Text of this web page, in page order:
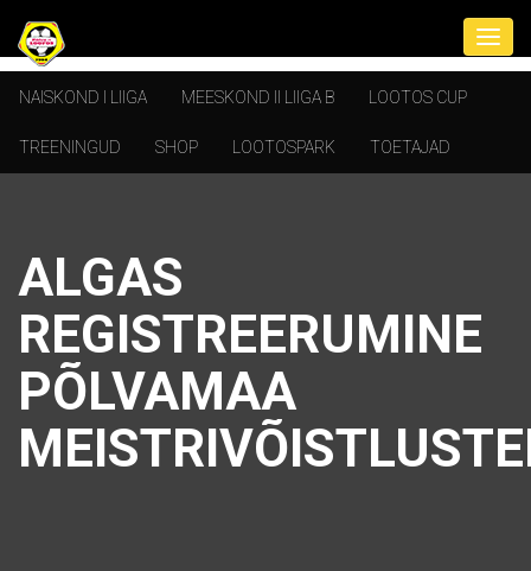
NAISKOND I LIIGA MEESKOND II LIIGA B LOOTOS CUP
TREENINGUD SHOP LOOTOSPARK TOETAJAD
ALGAS
REGISTREERUMINE
PÕLVAMAA